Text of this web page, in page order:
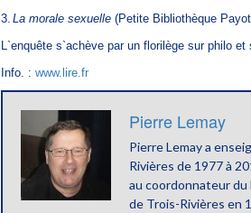
3. La morale sexuelle (Petite Bibliothèque
L`enquête s`achève par un florilège sur philo et
Info. : www.lire.fr
Pierre Lemay
Pierre Lemay a
Rivières de 1977 à
au coordonnateur
de Trois-Rivières en